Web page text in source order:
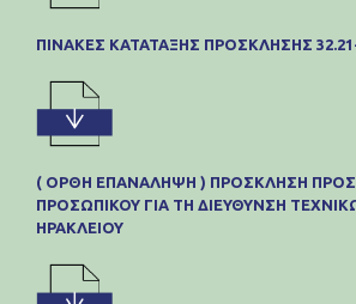
ΠΊΝΑΚΕΣ ΚΑΤΆΤΑΞΗΣ ΠΡΌΣΚΛΗΣΗΣ
( ΟΡΘΗ ΕΠΑΝΑΛΗΨΗ ) ΠΡΟΣΚΛΗΣΗ
ΠΡΟΣΩΠΙΚΟΥ ΓΙΑ ΤΗ ΔΙΕΥΘΥΝΣΗ
ΗΡΑΚΛΕΙΟΥ